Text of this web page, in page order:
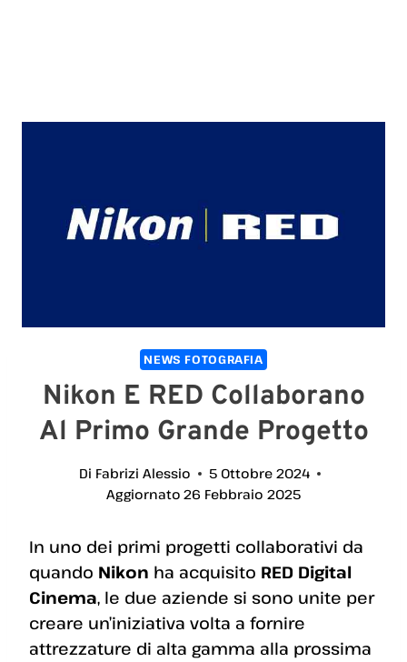
NEWS FOTOGRAFIA
Nikon E RED Collaborano
Al Primo Grande Progetto
Di Fabrizi Alessio
5 Ottobre 2024
Aggiornato 26 Febbraio 2025
In uno dei primi progetti collaborativi da
quando Nikon ha acquisito RED Digital
Cinema, le due aziende si sono unite per
creare un’iniziativa volta a fornire
attrezzature di alta gamma alla prossima